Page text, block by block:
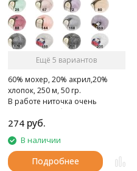
Ещё 5 вариантов
60% мохер, 20% акрил,20%
хлопок, 250 м, 50 гр.
В работе ниточка очень
приятна, не обрывается, дарит
тепло рукам.
274 руб.
В наличии
Подробнее